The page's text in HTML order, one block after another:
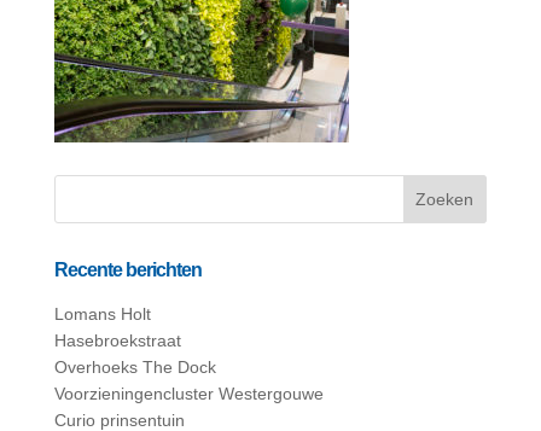
Recente berichten
Lomans Holt
Hasebroekstraat
Overhoeks The Dock
Voorzieningencluster Westergouwe
Curio prinsentuin